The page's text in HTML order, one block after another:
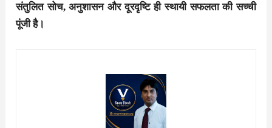
संतुलित सोच, अनुशासन और दूरदृष्टि ही स्थायी सफलता की सच्ची
पूंजी है।